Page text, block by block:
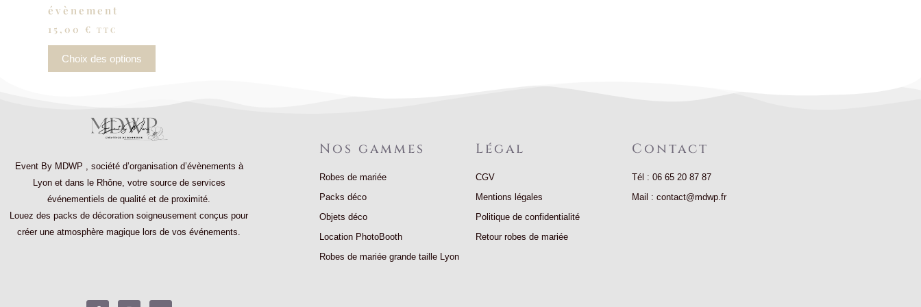
évènement
15,00 € TTC
Choix des options
Event By MDWP , société d’organisation d’évènements à
Lyon et dans le Rhône, votre source de services
événementiels de qualité et de proximité.
Louez des packs de décoration soigneusement conçus pour
créer une atmosphère magique lors de vos événements.
a n i
Nos gammes
Robes de mariée
Packs déco
Objets déco
Location PhotoBooth
Robes de mariée grande taille Lyon
Légal
CGV
Mentions légales
Politique de confidentialité
Retour robes de mariée
Contact
Tél : 06 65 20 87 87
Mail : contact@mdwp.fr